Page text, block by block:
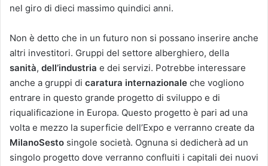
nel giro di dieci massimo quindici anni.
Non è detto che in un futuro non si possano inserire anche
altri investitori. Gruppi del settore alberghiero, della
sanità, dell’industria e dei servizi. Potrebbe interessare
anche a gruppi di caratura internazionale che vogliono
entrare in questo grande progetto di sviluppo e di
riqualificazione in Europa. Questo progetto è pari ad una
volta e mezzo la superficie dell’Expo e verranno create da
MilanoSesto singole società. Ognuna si dedicherà ad un
singolo progetto dove verranno confluiti i capitali dei nuovi